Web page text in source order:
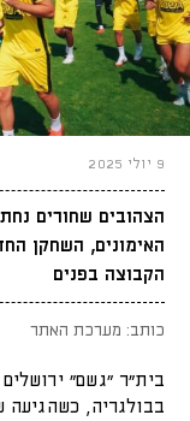
9 יולי 2025
הצהובים שחורים
האימונים, השחקן
הקבוצה בפנים
כותב: מערכת האתר
בית״ר ״גשם״
בבולגריה,